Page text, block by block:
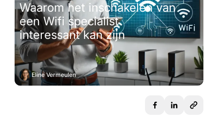
Waarom het inschakelen van
een Wifi specialist
interessant kan zijn
Eline Vermeulen